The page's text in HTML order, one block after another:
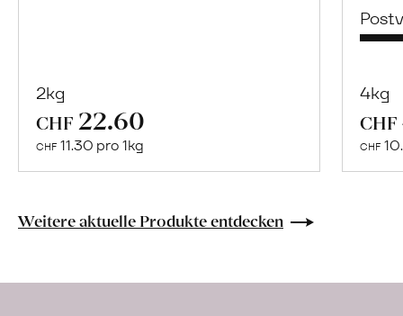
2kg
CHF 22.60
CHF 11.30 pro 1kg
Naturbelassene
Lebensmittel
4kg
CHF
CHF
Weitere aktuelle Produkte entdecken